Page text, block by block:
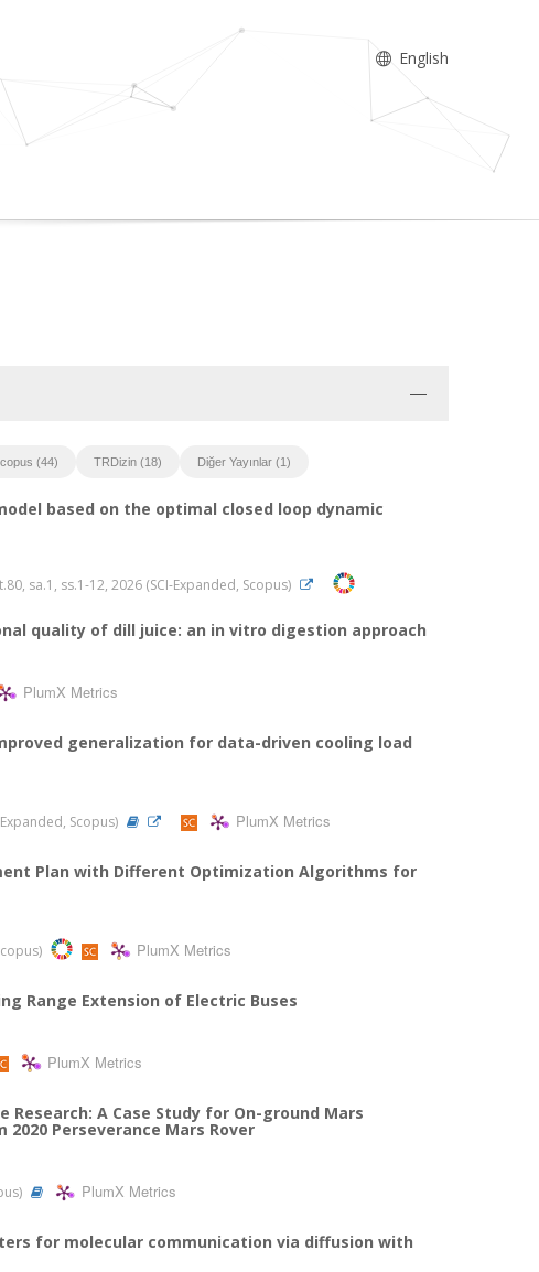
English
(44) TRDizin (18) Diğer Yayınlar (1)
based on the optimal closed loop dynamic
sa.1, ss.1-12, 2026 (SCI-Expanded, Scopus)
quality of dill juice: an in vitro digestion approach
PlumX Metrics
generalization for data-driven cooling load
Scopus) PlumX Metrics
Plan with Different Optimization Algorithms for
PlumX Metrics
Range Extension of Electric Buses
PlumX Metrics
A Case Study for On-ground Mars
Perseverance Mars Rover
PlumX Metrics
for molecular communication via diffusion with